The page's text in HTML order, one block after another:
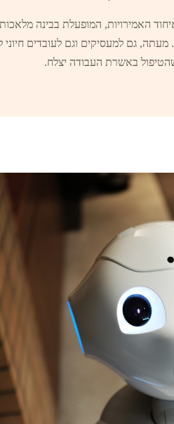
מעתה, גם למעסיקים וגם לעובדים
באשרת העבודה יצלח.